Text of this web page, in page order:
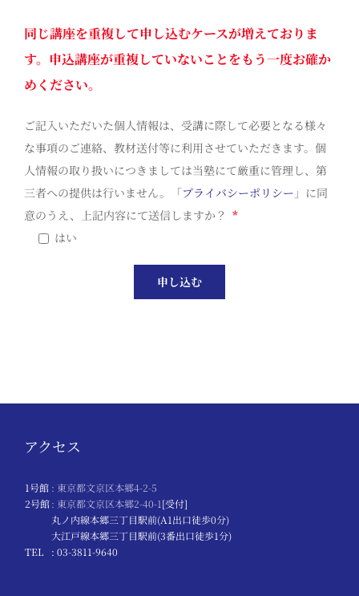
同じ講座を重複して申し込むケースが増えておりま
す。申込講座が重複していないことをもう一度お確か
めください。
ご記入いただいた個人情報は、受講に際して必要となる様々
な事項のご連絡、教材送付等に利用させていただきます。個
人情報の取り扱いにつきましては当塾にて厳重に管理し、第
三者への提供は行いません。「プライバシーポリシー 」に同
意のうえ、上記内容にて送信しますか？ *
はい
アクセス
1号館 : 東京都文京区本郷4-2-5
2号館: 東京都文京区本郷2-40-1[受付]
丸ノ内線本郷三丁目駅前(A1出口徒歩0分)
大江戸線本郷三丁目駅前(3番出口徒歩1分)
TEL
: 03-3811-9640